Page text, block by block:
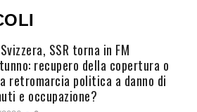
SSR torna in FM
recupero della copertura o
retromarcia politica a danno di
e occupazione?